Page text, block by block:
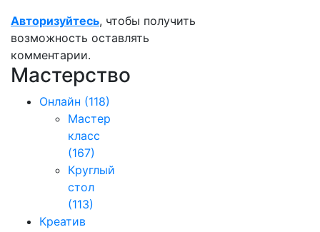
Авторизуйтесь, чтобы получить
возможность оставлять
комментарии.
Мастерство
Онлайн (118)
Мастер
класс
(167)
Круглый
стол
(113)
Креатив